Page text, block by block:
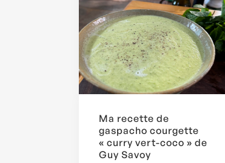
Ma recette de
gaspacho courgette
« curry vert-coco » de
Guy Savoy